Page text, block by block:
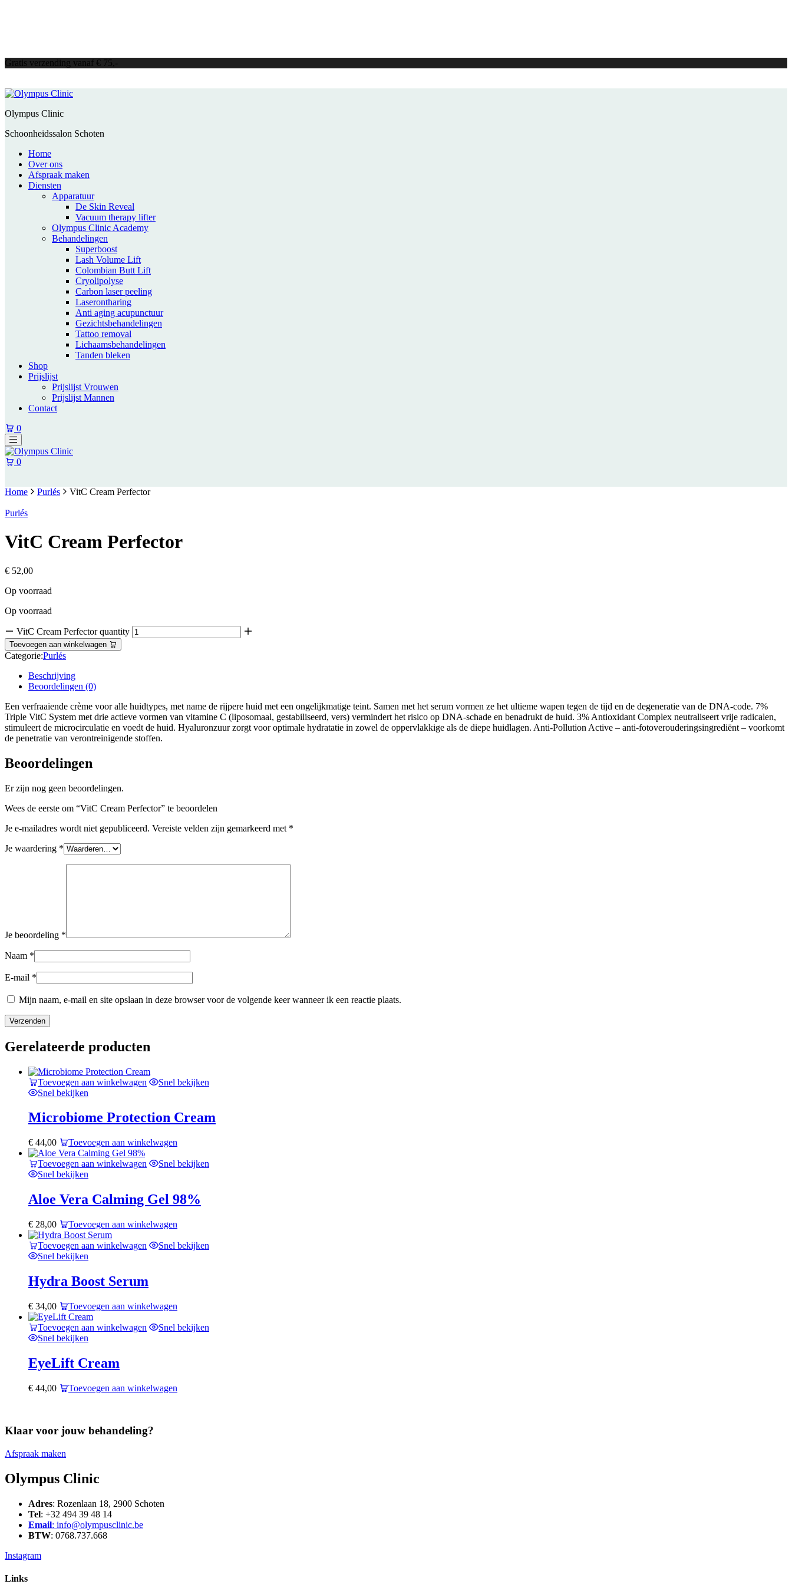
Gratis verzending vanaf € 75,-
Olympus Clinic
Schoonheidssalon Schoten
Home
Over ons
Afspraak maken
Diensten
Apparatuur
De Skin Reveal
Vacuum therapy lifter
Olympus Clinic Academy
Behandelingen
Superboost
Lash Volume Lift
Colombian Butt Lift
Cryolipolyse
Carbon laser peeling
Laserontharing
Anti aging acupunctuur
Gezichtsbehandelingen
Tattoo removal
Lichaamsbehandelingen
Tanden bleken
Shop
Prijslijst
Prijslijst Vrouwen
Prijslijst Mannen
Contact
0
0
Home Purlés VitC Cream Perfector
Purlés
VitC Cream Perfector
€ 52,00
Op voorraad
Op voorraad
VitC Cream Perfector quantity
Toevoegen aan winkelwagen
Categorie:Purlés
Beschrijving
Beoordelingen (0)
Een verfraaiende crème voor alle huidtypes, met name de rijpere huid met een ongelijkmatige teint. Samen met het serum vormen ze het ultieme wapen tegen de tijd en de degeneratie van de DNA-code. 7%
Triple VitC System met drie actieve vormen van vitamine C (liposomaal, gestabiliseerd, vers) vermindert het risico op DNA-schade en benadrukt de huid. 3% Antioxidant Complex neutraliseert vrije radicalen,
stimuleert de microcirculatie en voedt de huid. Hyaluronzuur zorgt voor optimale hydratatie in zowel de oppervlakkige als de diepe huidlagen. Anti-Pollution Active – anti-fotoverouderingsingrediënt – voorkomt
de penetratie van verontreinigende stoffen.
Beoordelingen
Er zijn nog geen beoordelingen.
Wees de eerste om “VitC Cream Perfector” te beoordelen
Je e-mailadres wordt niet gepubliceerd. Vereiste velden zijn gemarkeerd met *
Je waardering *
Je beoordeling *
Naam *
E-mail *
Mijn naam, e-mail en site opslaan in deze browser voor de volgende keer wanneer ik een reactie plaats.
Gerelateerde producten
Toevoegen aan winkelwagen
Snel bekijken
Snel bekijken
Microbiome Protection Cream
€ 44,00 Toevoegen aan winkelwagen
Toevoegen aan winkelwagen
Snel bekijken
Snel bekijken
Aloe Vera Calming Gel 98%
€ 28,00 Toevoegen aan winkelwagen
Toevoegen aan winkelwagen
Snel bekijken
Snel bekijken
Hydra Boost Serum
€ 34,00 Toevoegen aan winkelwagen
Toevoegen aan winkelwagen
Snel bekijken
Snel bekijken
EyeLift Cream
€ 44,00 Toevoegen aan winkelwagen
Klaar voor jouw behandeling?
Afspraak maken
Olympus Clinic
Adres: Rozenlaan 18, 2900 Schoten
Tel: +32 494 39 48 14
Email: info@olympusclinic.be
BTW: 0768.737.668
Instagram
Links